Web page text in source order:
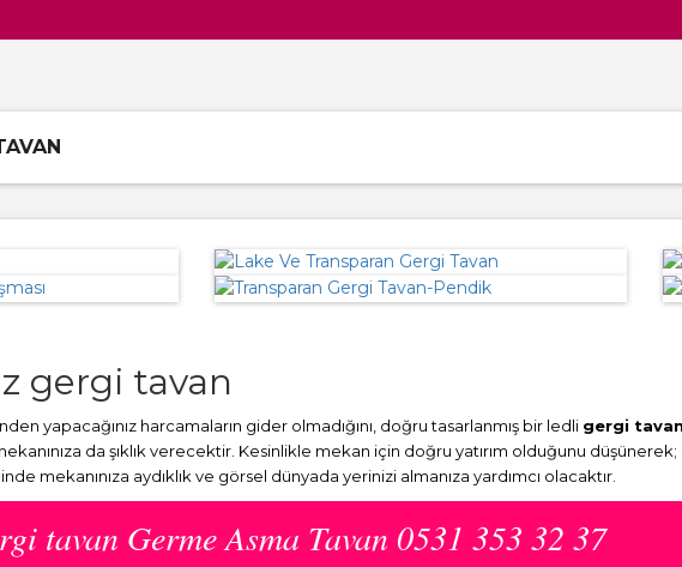
gergi tavan
yapacağınız harcamaların gider olmadığını, doğru tasarlanmış bir ledli gergi tavan
da şıklık verecektir. Kesinlikle mekan için doğru yatırım olduğunu
mekanınıza aydıklık ve görsel dünyada yerinizi almanıza yardımcı olacaktır.
tavan Germe Asma Tavan 0531 353 32 37